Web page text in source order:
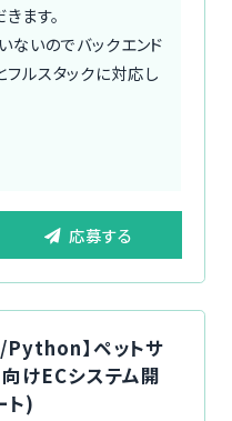
ます。
いのでバックエンド
フルスタックに対応し
応募する
】ペットサ
けECシステム開
ト)